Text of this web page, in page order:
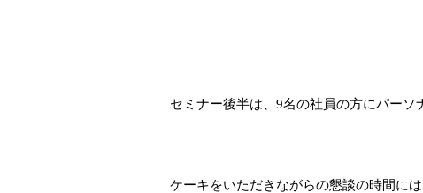
セミナー後半は、9名の社員の方にパーソ
ケーキをいただきながらの懇談の時間には